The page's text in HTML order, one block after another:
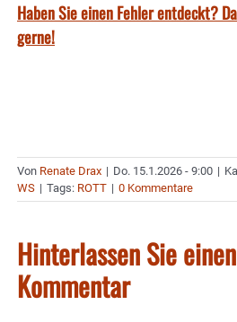
Haben Sie einen Fehler entdeckt?
gerne!
Von Renate Drax | Do. 15.1.2026 - 9:00 |
WS | Tags: ROTT | 0 Kommentare
Hinterlassen Sie einen
Kommentar